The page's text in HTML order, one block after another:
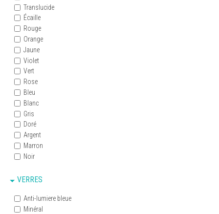
Translucide
Écaille
Rouge
Orange
Jaune
Violet
Vert
Rose
Bleu
Blanc
Gris
Doré
Argent
Marron
Noir
VERRES
Anti-lumiere bleue
Minéral